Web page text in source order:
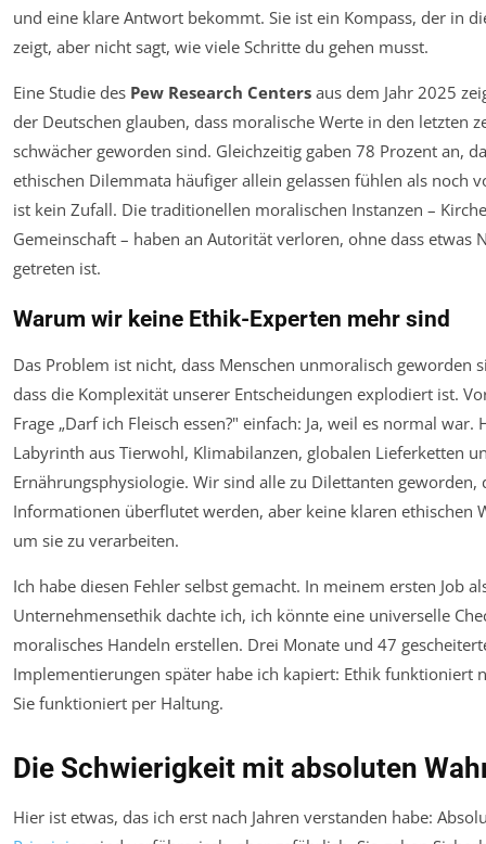
und eine klare Antwort bekommt. Sie ist ein Kompass, der in
zeigt, aber nicht sagt, wie viele Schritte du gehen musst.
Eine Studie des Pew Research Centers aus dem Jahr 2025
der Deutschen glauben, dass moralische Werte in den letzten
schwächer geworden sind. Gleichzeitig gaben 78 Prozent an,
ethischen Dilemmata häufiger allein gelassen fühlen als noch
ist kein Zufall. Die traditionellen moralischen Instanzen –
Gemeinschaft – haben an Autorität verloren, ohne dass etwas
getreten ist.
Warum wir keine Ethik-Experten mehr sind
Das Problem ist nicht, dass Menschen unmoralisch geworden
dass die Komplexität unserer Entscheidungen explodiert ist.
Frage „Darf ich Fleisch essen?" einfach: Ja, weil es normal war.
Labyrinth aus Tierwohl, Klimabilanzen, globalen Lieferketten
Ernährungsphysiologie. Wir sind alle zu Dilettanten geworden,
Informationen überflutet werden, aber keine klaren ethischen
um sie zu verarbeiten.
Ich habe diesen Fehler selbst gemacht. In meinem ersten Job
Unternehmensethik dachte ich, ich könnte eine universelle
moralisches Handeln erstellen. Drei Monate und 47
Implementierungen später habe ich kapiert: Ethik funktioniert
Sie funktioniert per Haltung.
Die Schwierigkeit mit absoluten
Hier ist etwas, das ich erst nach Jahren verstanden habe: